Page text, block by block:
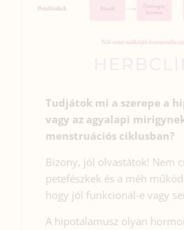
Tudjátok mi a szerepe a
vagy az agyalapi
menstruációs ciklusban?
Bizony, jól olvastátok! Nem
petefészkek és a méh
hogy jól funkcionál-e vagy
A hipotalamusz olyan